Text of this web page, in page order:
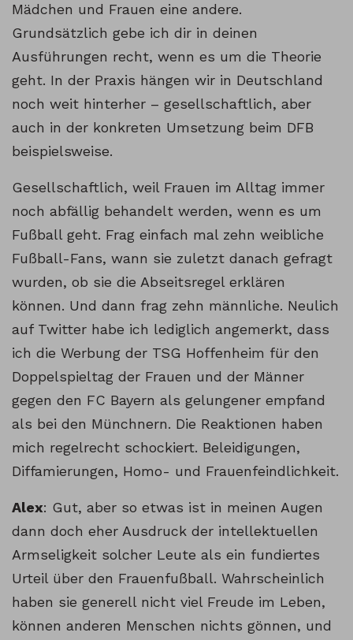
Mädchen und Frauen eine andere.
Grundsätzlich gebe ich dir in deinen
Ausführungen recht, wenn es um die Theorie
geht. In der Praxis hängen wir in Deutschland
noch weit hinterher – gesellschaftlich, aber
auch in der konkreten Umsetzung beim DFB
beispielsweise.
Gesellschaftlich, weil Frauen im Alltag immer
noch abfällig behandelt werden, wenn es um
Fußball geht. Frag einfach mal zehn weibliche
Fußball-Fans, wann sie zuletzt danach gefragt
wurden, ob sie die Abseitsregel erklären
können. Und dann frag zehn männliche. Neulich
auf Twitter habe ich lediglich angemerkt, dass
ich die Werbung der TSG Hoffenheim für den
Doppelspieltag der Frauen und der Männer
gegen den FC Bayern als gelungener empfand
als bei den Münchnern. Die Reaktionen haben
mich regelrecht schockiert. Beleidigungen,
Diffamierungen, Homo- und Frauenfeindlichkeit.
Alex: Gut, aber so etwas ist in meinen Augen
dann doch eher Ausdruck der intellektuellen
Armseligkeit solcher Leute als ein fundiertes
Urteil über den Frauenfußball. Wahrscheinlich
haben sie generell nicht viel Freude im Leben,
können anderen Menschen nichts gönnen, und